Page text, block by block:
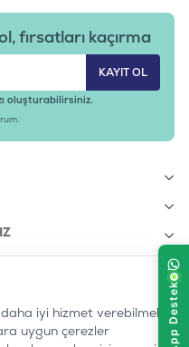
fırsatları kaçırma
KAYIT OL
oluşturabilirsiniz.
daha iyi hizmet verebilmek
uygun çerezler